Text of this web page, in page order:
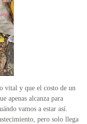
vital y que el costo de un
apenas alcanza para
vamos a estar así.
pero solo llega